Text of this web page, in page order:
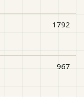
1792
967